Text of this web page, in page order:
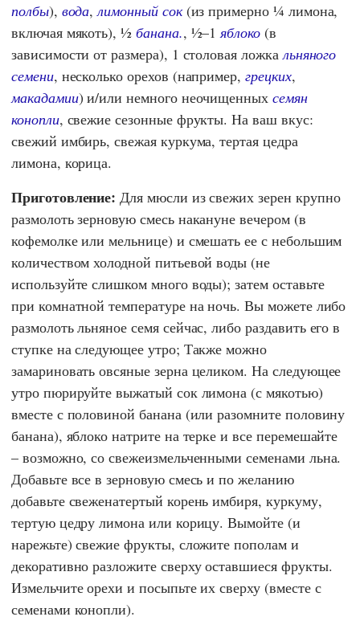
полбы), вода,лимонный сок(из примерно ¼ лимона,
включая мякоть), ½ банана., ½–1яблоко(в
зависимости от размера), 1 столовая ложкальняного
семени, несколько орехов (например,грецких,
макадамии) и/или немного неочищенныхсемян
конопли, свежие сезонные фрукты. На ваш вкус:
свежий имбирь, свежая куркума, тертая цедра
лимона, корица.
Приготовление: Для мюсли из свежих зерен крупно
размолоть зерновую смесь накануне вечером (в
кофемолке или мельнице) и смешать ее с небольшим
количеством холодной питьевой воды (не
используйте слишком много воды); затем оставьте
при комнатной температуре на ночь. Вы можете либо
размолоть льняное семя сейчас, либо раздавить его в
ступке на следующее утро; Также можно
замариновать овсяные зерна целиком. На следующее
утро пюрируйте выжатый сок лимона (с мякотью)
вместе с половиной банана (или разомните половину
банана), яблоко натрите на терке и все перемешайте
– возможно, со свежеизмельченными семенами льна.
Добавьте все в зерновую смесь и по желанию
добавьте свеженатертый корень имбиря, куркуму,
тертую цедру лимона или корицу. Вымойте (и
нарежьте) свежие фрукты, сложите пополам и
декоративно разложите сверху оставшиеся фрукты.
Измельчите орехи и посыпьте их сверху (вместе с
семенами конопли).